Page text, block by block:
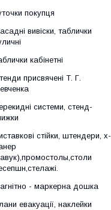
покупця
вивіски, таблички
кабінетні
присвячені Т. Г.
системи, стенд-
стійки, штендери, х-
- маркерна дошка
евакуації, наклейки